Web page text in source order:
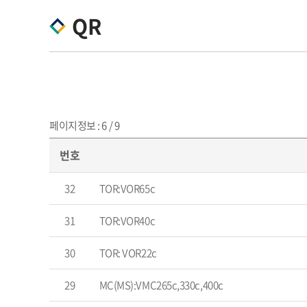
QR
페이지정보 : 6 / 9
번호
32 TOR:VOR65c
31 TOR:VOR40c
30 TOR: VOR22c
29 MC(MS):VMC265c,330c,400c